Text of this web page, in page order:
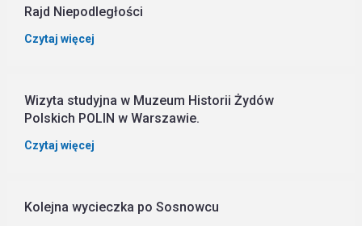
Rajd Niepodległości
Czytaj więcej
Wizyta studyjna w Muzeum Historii Żydów
Polskich POLIN w Warszawie.
Czytaj więcej
Kolejna wycieczka po Sosnowcu